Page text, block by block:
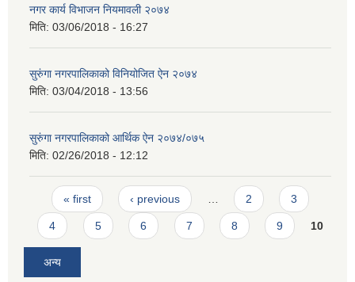
नगर कार्य विभाजन नियमावली २०७४
मिति: 03/06/2018 - 16:27
सुरुंगा नगरपालिकाको विनियोजित ऐन २०७४
मिति: 03/04/2018 - 13:56
सुरुंगा नगरपालिकाको आर्थिक ऐन २०७४/०७५
मिति: 02/26/2018 - 12:12
Pages
« first ‹ previous 2 3
4 5 6 7 8 9 10
अन्य